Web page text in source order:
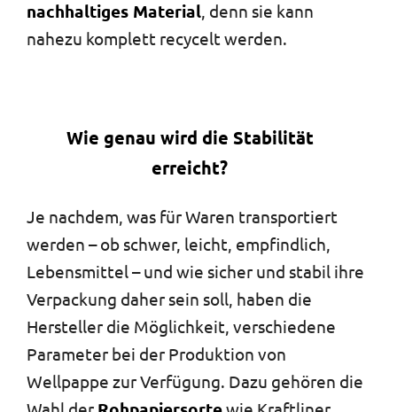
nachhaltiges Material, denn sie kann
nahezu komplett recycelt werden.
Wie genau wird die Stabilität
erreicht?
Je nachdem, was für Waren transportiert
werden – ob schwer, leicht, empfindlich,
Lebensmittel – und wie sicher und stabil ihre
Verpackung daher sein soll, haben die
Hersteller die Möglichkeit, verschiedene
Parameter bei der Produktion von
Wellpappe zur Verfügung. Dazu gehören die